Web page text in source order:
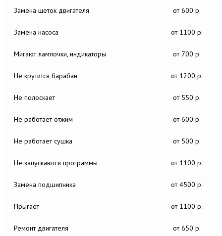
Замена щеток двигателя от 600 р.
Замена насоса от 1100 р.
Мигают лампочки, индикаторы от 700 р.
Не крутится барабан от 1200 р.
Не полоскает от 550 р.
Не работает отжим от 600 р.
Не работает сушка от 500 р.
Не запускаются программы от 1100 р.
Замена подшипника от 4500 р.
Прыгает от 1100 р.
Ремонт двигателя от 650 р.